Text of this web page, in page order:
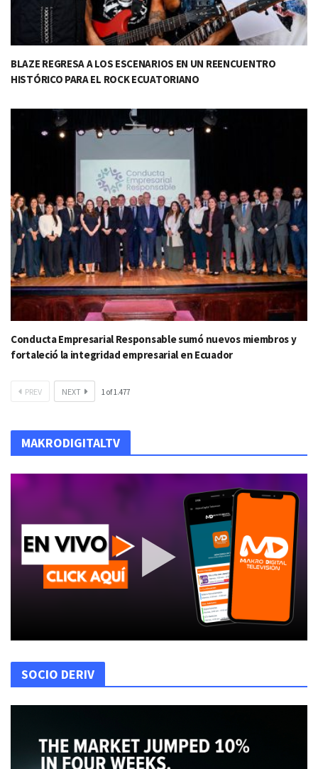
BLAZE REGRESA A LOS ESCENARIOS EN UN REENCUENTRO
HISTÓRICO PARA EL ROCK ECUATORIANO
Conducta Empresarial Responsable sumó nuevos miembros y
fortaleció la integridad empresarial en Ecuador
PREV NEXT 1of1.477
MAKRODIGITALTV
SOCIO DERIV